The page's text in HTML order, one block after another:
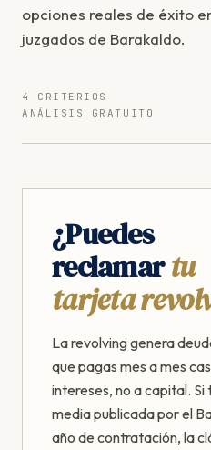
opciones reales de éxito
juzgados de Barakaldo.
4 CRITERIOS
ANÁLISIS GRATUITO
¿Puedes
reclamartu
tarjeta
La revolving genera
que pagas mes a mes
intereses, no a capital. Si
media publicada por el
año de contratación, la